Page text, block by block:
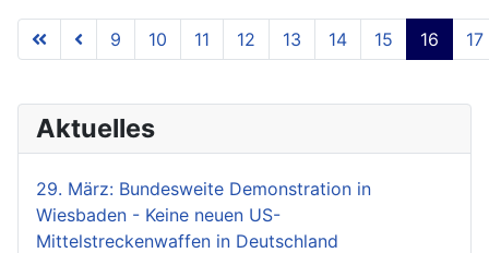
Seite 16 von 18
9 10 11 12 13 14 15 16 17
Aktuelles
29. März: Bundesweite Demonstration in
Wiesbaden - Keine neuen US-
Mittelstreckenwaffen in Deutschland